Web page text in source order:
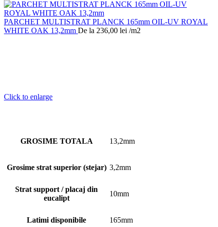
PARCHET MULTISTRAT PLANCK 165mm OIL-UV ROYAL
WHITE OAK 13,2mm De la 236,00 lei /m2
Click to enlarge
GROSIME TOTALA 13,2mm
Grosime strat superior (stejar) 3,2mm
Strat support / placaj din
eucalipt
10mm
Latimi disponibile 165mm